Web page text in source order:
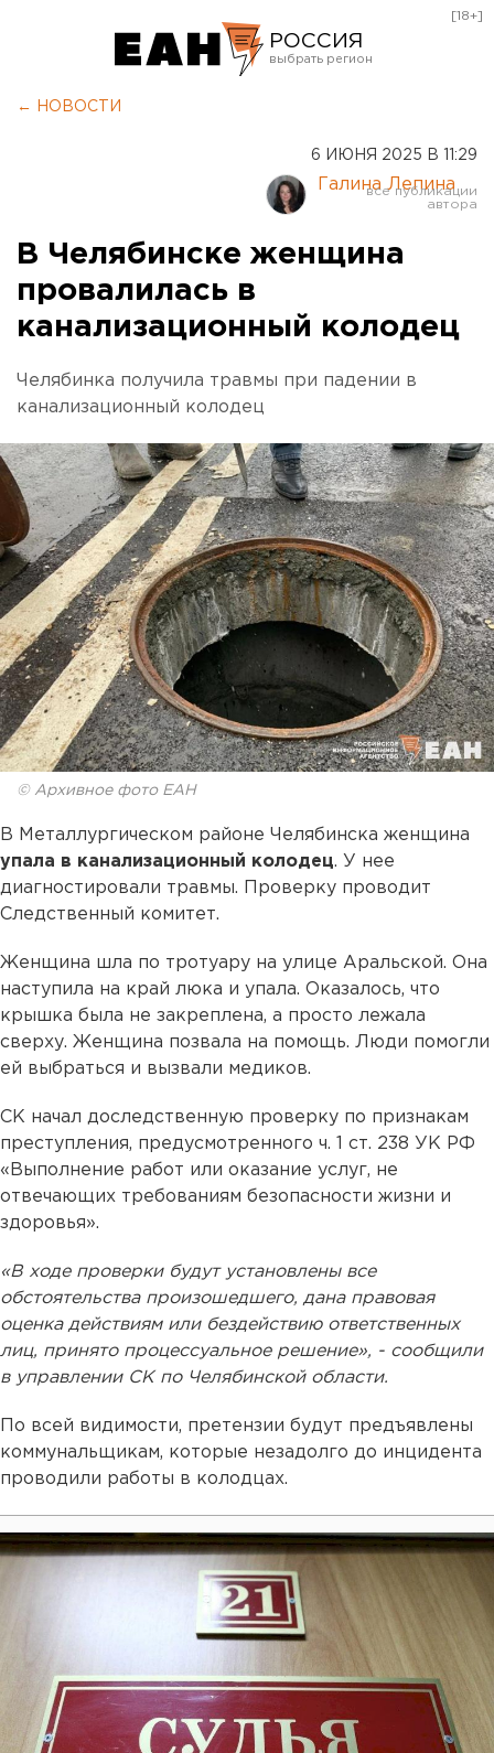
РОССИЯ
Курган
Оренбург
[18+]
← НОВОСТИ
6 ИЮНЯ 2025 В 11:29
Галина Лепина
В Челябинске женщина
провалилась в
канализационный колодец
Челябинка получила травмы при падении в
канализационный колодец
© Архивное фото ЕАН
В Металлургическом районе Челябинска женщина
упала в канализационный колодец. У нее
диагностировали травмы. Проверку проводит
Следственный комитет.
Женщина шла по тротуару на улице Аральской. Она
наступила на край люка и упала. Оказалось, что
крышка была не закреплена, а просто лежала
сверху. Женщина позвала на помощь. Люди помогли
ей выбраться и вызвали медиков.
СК начал доследственную проверку по признакам
преступления, предусмотренного ч. 1 ст. 238 УК РФ
«Выполнение работ или оказание услуг, не
отвечающих требованиям безопасности жизни и
здоровья».
«В ходе проверки будут установлены все
обстоятельства произошедшего, дана правовая
оценка действиям или бездействию ответственных
лиц, принято процессуальное решение», - сообщили
в управлении СК по Челябинской области.
По всей видимости, претензии будут предъявлены
коммунальщикам, которые незадолго до инцидента
проводили работы в колодцах.